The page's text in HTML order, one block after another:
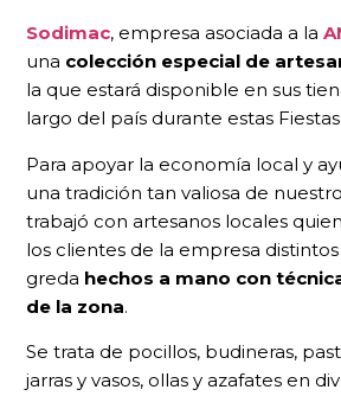
Sodimac, empresa asociada a la
una colección especial de
la que estará disponible en sus
largo del país durante estas Fiestas
Para apoyar la economía local y
una tradición tan valiosa de
trabajó con artesanos locales
los clientes de la empresa
greda hechos a mano con
de la zona.
Se trata de pocillos, budineras,
jarras y vasos, ollas y azafates en